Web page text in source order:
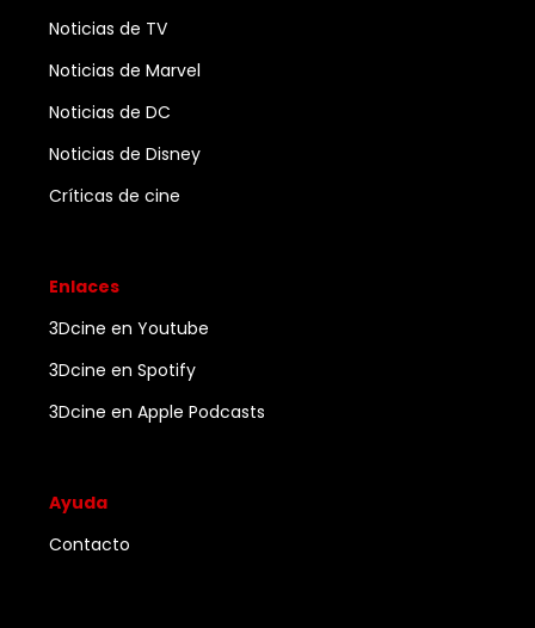
Noticias de TV
Noticias de Marvel
Noticias de DC
Noticias de Disney
Críticas de cine
Enlaces
3Dcine en Youtube
3Dcine en Spotify
3Dcine en Apple Podcasts
Ayuda
Contacto